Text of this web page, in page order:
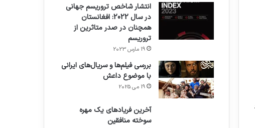
انتشار شاخص تروریسم جهانی
در سال 2022: افغانستان
همچنان در صدر متاثرین از
تروریسم
19 مارس 2023
بررسی فیلم‌ها و سریال‌های ایرانی
با موضوع داعش
19 می 2025
آخرین فریادهای یک مهره
سوخته منافقین